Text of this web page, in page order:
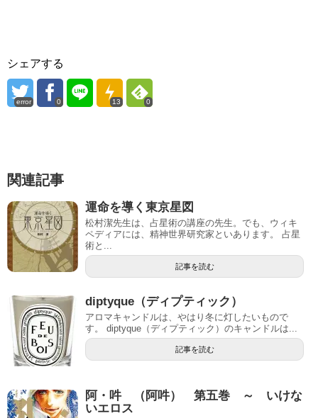
シェアする
error 0 13 0
関連記事
運命を導く東京星図
松村潔先生は、占星術の講座の先生。でも、ウィキ
ペディアには、精神世界研究家といあります。 占星
術と...
記事を読む
diptyque（ディプティック）
アロマキャンドルは、やはり冬に灯したいもので
す。 diptyque（ディプティック）のキャンドルは...
記事を読む
阿・吽 （阿吽） 第五巻 ～ いけな
いエロス